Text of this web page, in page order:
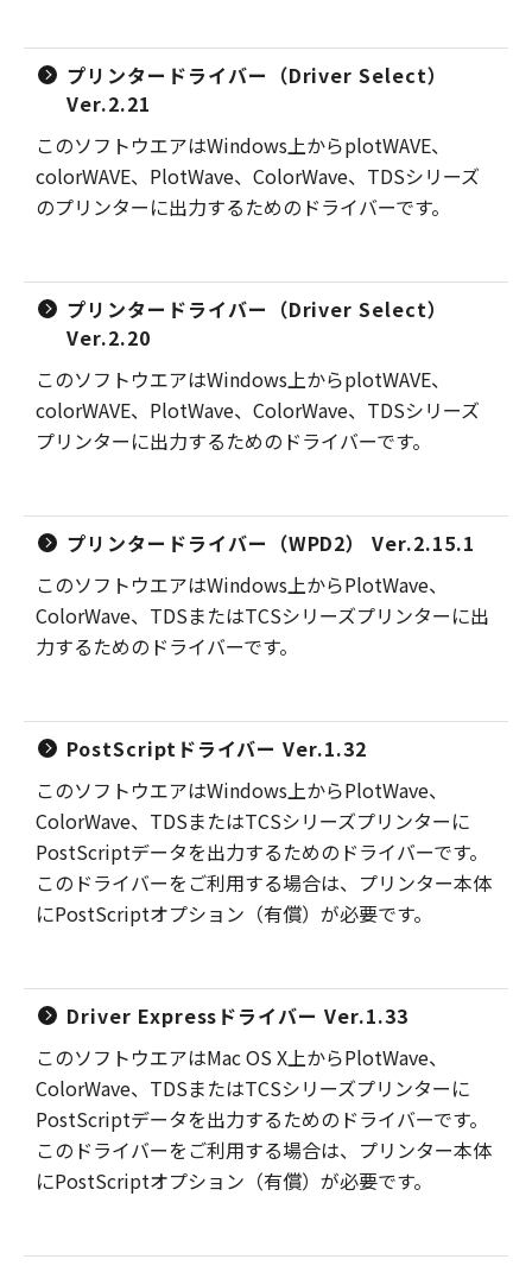
プリンタードライバー（Driver Select）
Ver.2.21
このソフトウエアはWindows上からplotWAVE、
colorWAVE、PlotWave、ColorWave、TDSシリーズ
のプリンターに出力するためのドライバーです。
プリンタードライバー（Driver Select）
Ver.2.20
このソフトウエアはWindows上からplotWAVE、
colorWAVE、PlotWave、ColorWave、TDSシリーズ
プリンターに出力するためのドライバーです。
プリンタードライバー（WPD2） Ver.2.15.1
このソフトウエアはWindows上からPlotWave、
ColorWave、TDSまたはTCSシリーズプリンターに出
力するためのドライバーです。
PostScriptドライバー Ver.1.32
このソフトウエアはWindows上からPlotWave、
ColorWave、TDSまたはTCSシリーズプリンターに
PostScriptデータを出力するためのドライバーです。
このドライバーをご利用する場合は、プリンター本体
にPostScriptオプション（有償）が必要です。
Driver Expressドライバー Ver.1.33
このソフトウエアはMac OS X上からPlotWave、
ColorWave、TDSまたはTCSシリーズプリンターに
PostScriptデータを出力するためのドライバーです。
このドライバーをご利用する場合は、プリンター本体
にPostScriptオプション（有償）が必要です。